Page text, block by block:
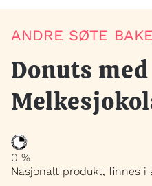
ANDRE SØTE
Donuts med
0 %
Nasjonalt produkt, finnes i